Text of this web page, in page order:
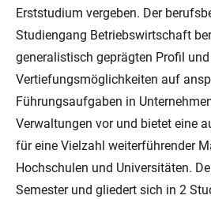
Erststudium vergeben. Der
Studiengang Betriebswirtschaft
generalistisch geprägten Profil
Vertiefungsmöglichkeiten auf
Führungsaufgaben in
Verwaltungen vor und bietet eine
für eine Vielzahl weiterführender
Hochschulen und Universitäten.
Semester und gliedert sich in 2